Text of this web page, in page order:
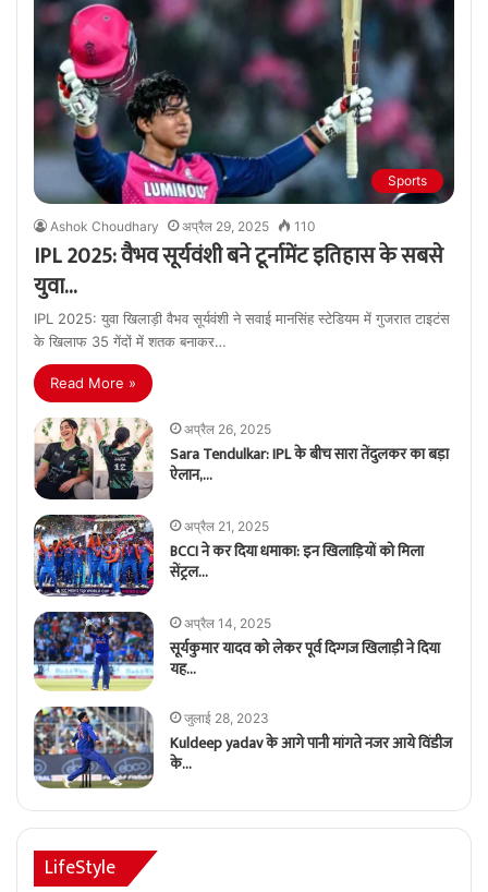
Sports
Ashok Choudhary अप्रैल 29, 2025 110
IPL 2025: वैभव सूर्यवंशी बने टूर्नामेंट इतिहास के सबसे
युवा…
IPL 2025: युवा खिलाड़ी वैभव सूर्यवंशी ने सवाई मानसिंह स्टेडियम में गुजरात टाइटंस
के खिलाफ 35 गेंदों में शतक बनाकर…
Read More »
अप्रैल 26, 2025
Sara Tendulkar: IPL के बीच सारा तेंदुलकर का बड़ा
ऐलान,…
अप्रैल 21, 2025
BCCI ने कर दिया धमाका: इन खिलाड़ियों को मिला
सेंट्रल…
अप्रैल 14, 2025
सूर्यकुमार यादव को लेकर पूर्व दिग्गज खिलाड़ी ने दिया
यह…
जुलाई 28, 2023
Kuldeep yadav के आगे पानी मांगते नजर आये विंडीज
के…
LifeStyle